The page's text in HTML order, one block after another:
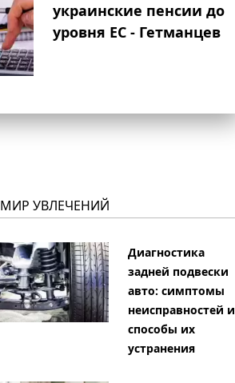
украинские пенсии до
уровня ЕС - Гетманцев
МИР УВЛЕЧЕНИЙ
Диагностика
задней подвески
авто: симптомы
неисправностей и
способы их
устранения